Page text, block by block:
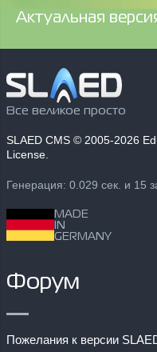
Aктуальная
Все великое просто
SLAED CMS © 2005-2026
License.
Генерация: 0.029 сек. и 15
MADE
IN
GERMANY
Форум
Пожелания к версии